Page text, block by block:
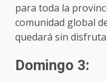
para toda la
comunidad global
quedará sin
Domingo 3: